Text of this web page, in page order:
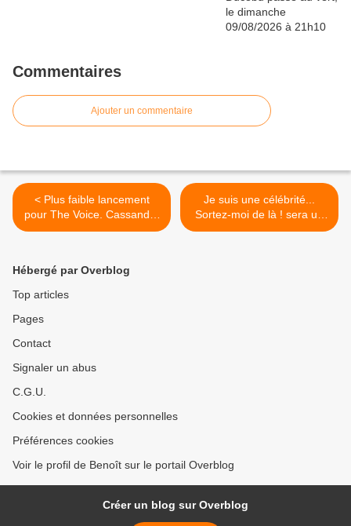
Commentaires
Ajouter un commentaire
< Plus faible lancement
pour The Voice. Cassandre
en baisse. Le cabaret
Je suis une célébrité...
Sortez-moi de là ! sera un
grand jeu d’aventure
Hébergé par Overblog
Top articles
Pages
Contact
Signaler un abus
C.G.U.
Cookies et données personnelles
Préférences cookies
Voir le profil de Benoît sur le portail Overblog
Créer un blog sur Overblog